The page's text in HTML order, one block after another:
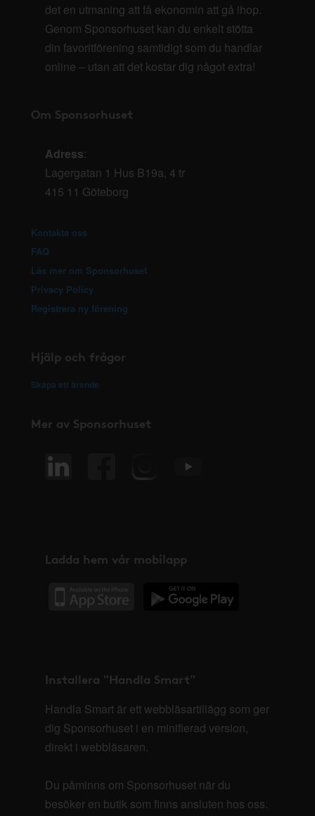
det en utmaning att få ekonomin att gå ihop.
Genom Sponsorhuset kan du enkelt stötta
din favoritförening samtidigt som du handlar
online – utan att det kostar dig något extra!
Om Sponsorhuset
Adress:
Lagergatan 1 Hus B19a, 4 tr
415 11 Göteborg
Kontakta oss
FAQ
Läs mer om Sponsorhuset
Privacy Policy
Registrera ny förening
Hjälp och frågor
Skapa ett ärende
Mer av Sponsorhuset
Ladda hem vår mobilapp
Installera "Handla Smart"
Handla Smart är ett webbläsartillägg som ger
dig Sponsorhuset i en minifierad version,
direkt i webbläsaren.
Du påminns om Sponsorhuset när du
besöker en butik som finns ansluten hos oss.